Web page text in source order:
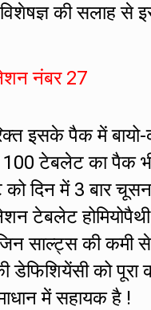
विशेषज्ञ की सलाह से
नंबर 27
इसके पैक में बायो-
टेबलेट का पैक
दिन में 3 बार
टेबलेट होमियोपैथी
साल्ट्स की कमी से
डेफिशियेंसी को पूरा
में सहायक है !